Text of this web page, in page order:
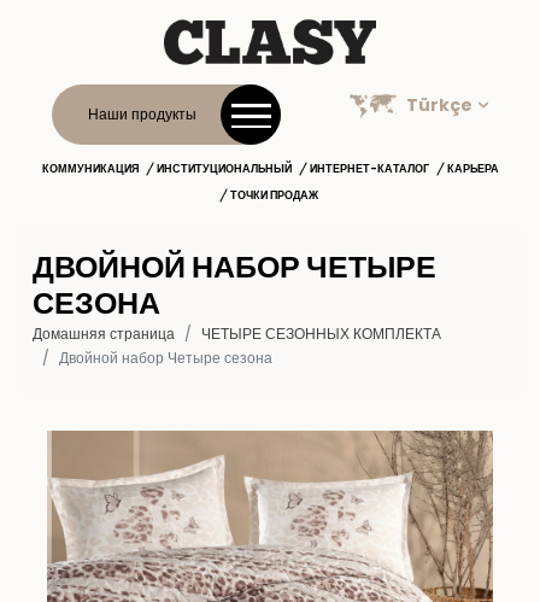
Наши продукты Türkçe
КОММУНИКАЦИЯ ИНСТИТУЦИОНАЛЬНЫЙ ИНТЕРНЕТ-КАТАЛОГ
КАРЬЕРА
ТОЧКИ ПРОДАЖ
ДВОЙНОЙ НАБОР ЧЕТЫРЕ
СЕЗОНА
Домашняя страница
ЧЕТЫРЕ СЕЗОННЫХ КОМПЛЕКТА
Двойной набор Четыре сезона